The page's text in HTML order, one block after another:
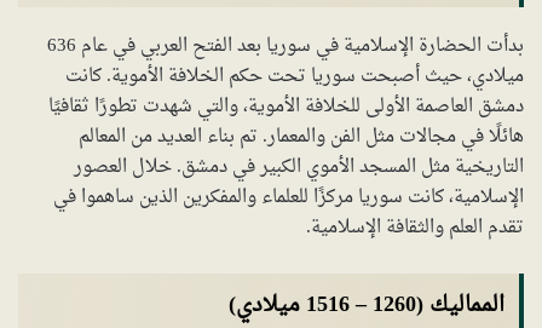
بدأت الحضارة الإسلامية في سوريا بعد الفتح العربي في عام 636
ميلادي، حيث أصبحت سوريا تحت حكم الخلافة الأموية. كانت
دمشق العاصمة الأولى للخلافة الأموية، والتي شهدت تطورًا ثقافيًا
هائلًا في مجالات مثل الفن والمعمار. تم بناء العديد من المعالم
التاريخية مثل المسجد الأموي الكبير في دمشق. خلال العصور
الإسلامية، كانت سوريا مركزًا للعلماء والمفكرين الذين ساهموا في
تقدم العلم والثقافة الإسلامية.
المماليك (1260 – 1516 ميلادي)